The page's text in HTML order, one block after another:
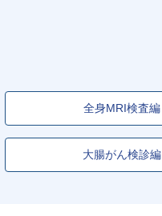
全身MRI検査編
大腸がん検診編